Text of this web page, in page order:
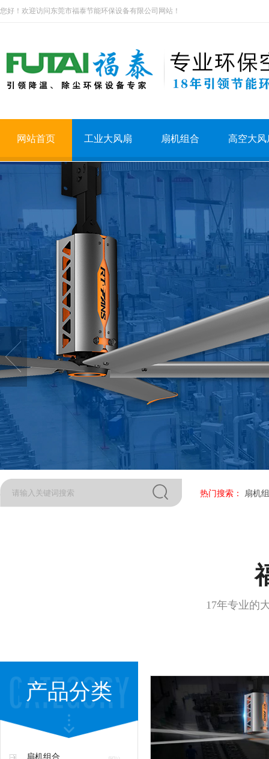
您好！欢迎访问东莞市福泰节能环保设备有限公司网站！
网站首页 工业大风扇 扇机组合 高空大风
热门搜索： 扇机
17年专业的
产品分类
扇机组合